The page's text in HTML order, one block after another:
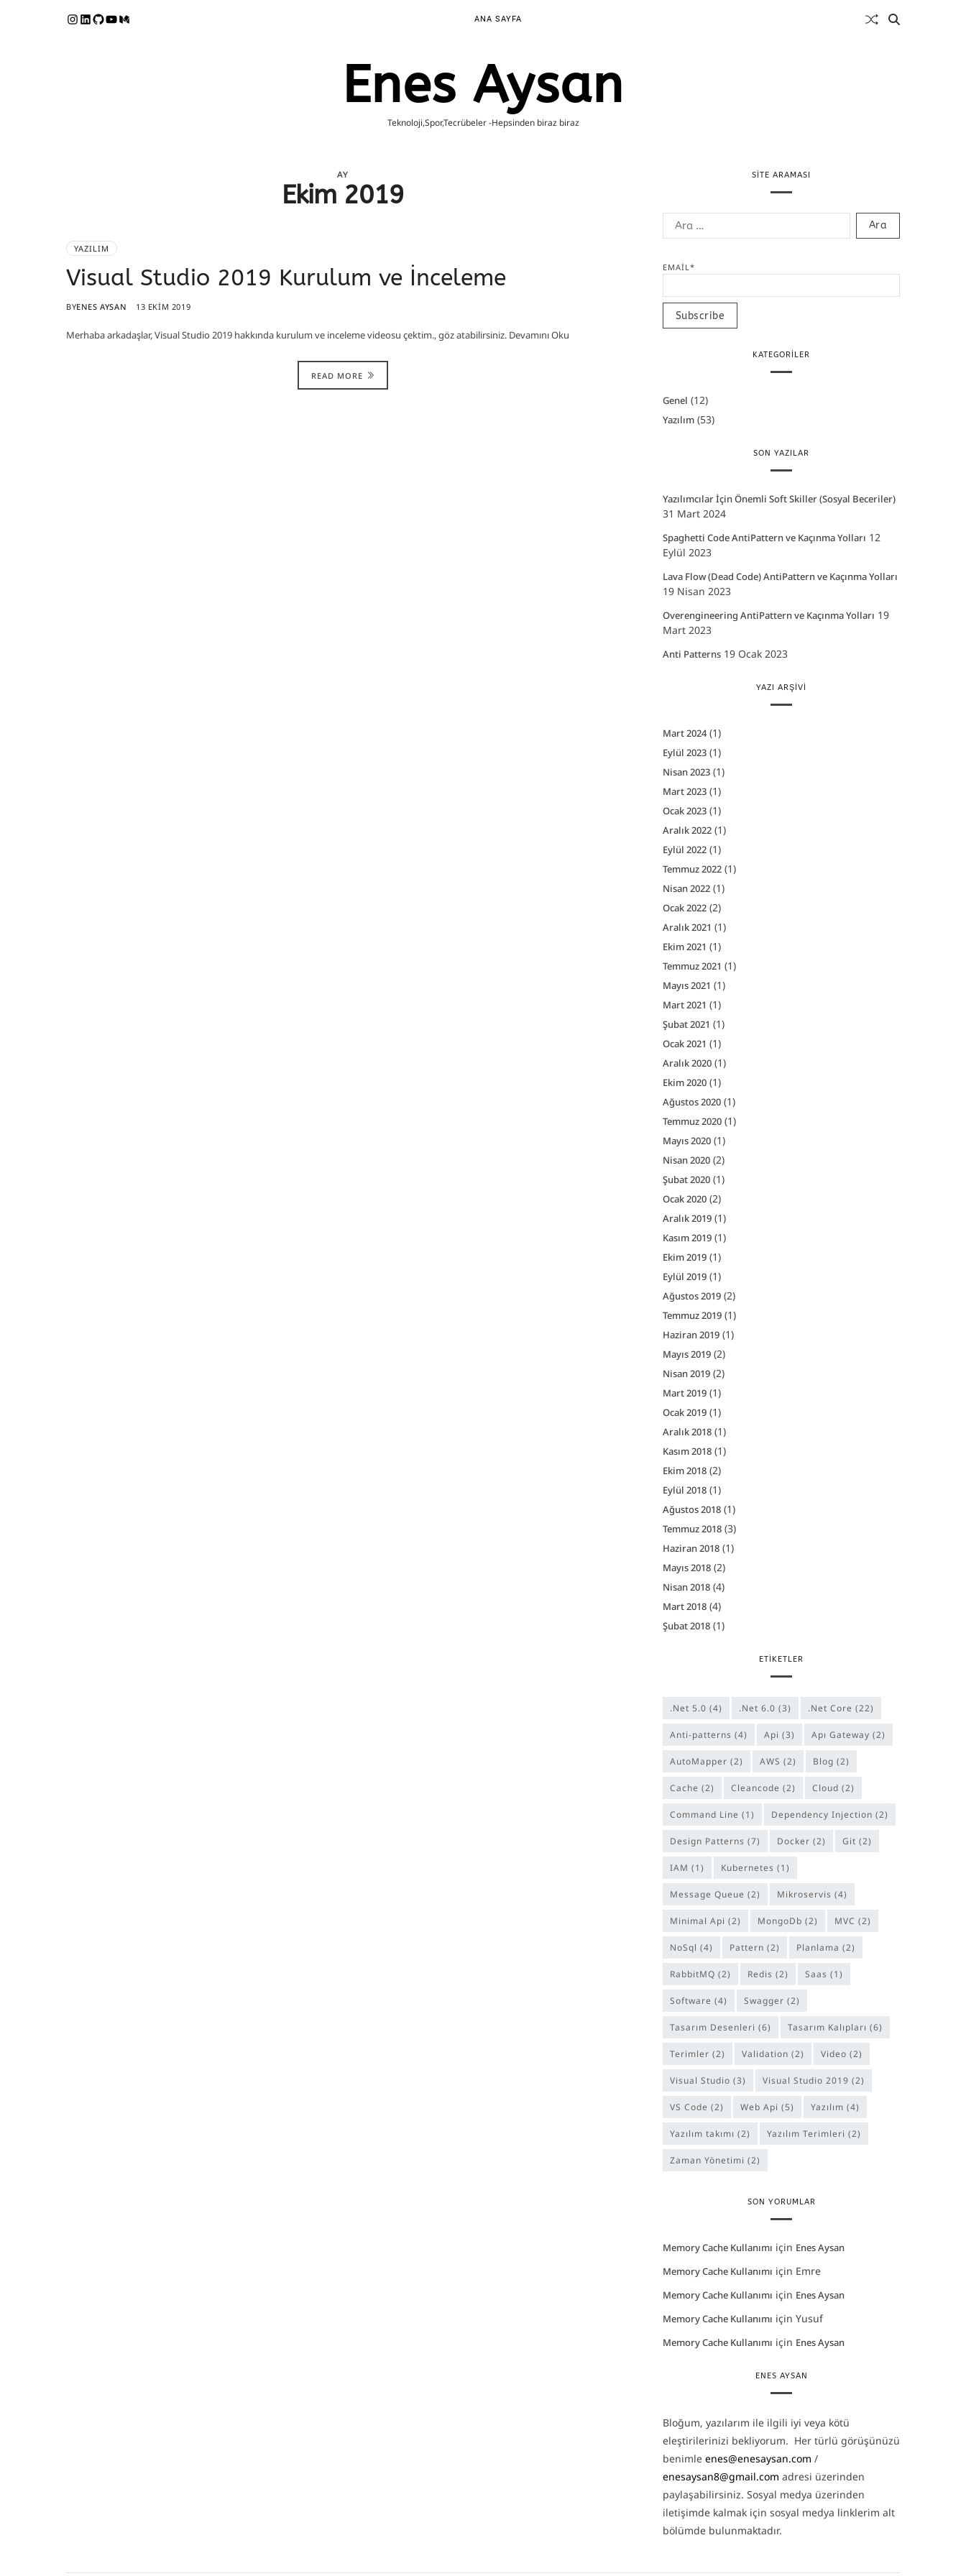
ANA SAYFA
Enes Aysan
Teknoloji,Spor,Tecrübeler -Hepsinden biraz biraz
AY
Ekim 2019
YAZILIM
Visual Studio 2019 Kurulum ve İnceleme
BYENES AYSAN 13 EKIM 2019
Merhaba arkadaşlar, Visual Studio 2019 hakkında kurulum ve inceleme videosu çektim., göz atabilirsiniz. Devamını Oku
READ MORE
SITE ARAMASI
EMAIL*
KATEGORILER
Genel (12)
Yazılım (53)
SON YAZILAR
Yazılımcılar İçin Önemli Soft Skiller (Sosyal Beceriler)
31 Mart 2024
Spaghetti Code AntiPattern ve Kaçınma Yolları 12
Eylül 2023
Lava Flow (Dead Code) AntiPattern ve Kaçınma Yolları
19 Nisan 2023
Overengineering AntiPattern ve Kaçınma Yolları 19
Mart 2023
Anti Patterns 19 Ocak 2023
YAZI ARŞIVI
Mart 2024(1)
Eylül 2023 (1)
Nisan 2023 (1)
Mart 2023 (1)
Ocak 2023 (1)
Aralık 2022 (1)
Eylül 2022 (1)
Temmuz 2022 (1)
Nisan 2022 (1)
Ocak 2022 (2)
Aralık 2021 (1)
Ekim 2021 (1)
Temmuz 2021 (1)
Mayıs 2021 (1)
Mart 2021 (1)
Şubat 2021 (1)
Ocak 2021 (1)
Aralık 2020 (1)
Ekim 2020 (1)
Ağustos 2020 (1)
Temmuz 2020 (1)
Mayıs 2020 (1)
Nisan 2020 (2)
Şubat 2020 (1)
Ocak 2020 (2)
Aralık 2019 (1)
Kasım 2019 (1)
Ekim 2019 (1)
Eylül 2019 (1)
Ağustos 2019 (2)
Temmuz 2019 (1)
Haziran 2019 (1)
Mayıs 2019 (2)
Nisan 2019 (2)
Mart 2019 (1)
Ocak 2019 (1)
Aralık 2018 (1)
Kasım 2018 (1)
Ekim 2018 (2)
Eylül 2018 (1)
Ağustos 2018 (1)
Temmuz 2018 (3)
Haziran 2018 (1)
Mayıs 2018 (2)
Nisan 2018 (4)
Mart 2018 (4)
Şubat 2018 (1)
ETIKETLER
.Net 5.0 (4) .Net 6.0 (3) .Net Core (22)
anti-patterns (4) Api (3) Apı Gateway (2)
AutoMapper (2) AWS (2) Blog (2)
Cache (2) cleancode (2) Cloud (2)
Command Line (1) Dependency Injection (2)
Design Patterns (7) Docker (2) Git (2)
IAM (1) Kubernetes (1)
Message Queue (2) Mikroservis (4)
Minimal Api (2) MongoDb (2) MVC (2)
NoSql (4) Pattern (2) Planlama (2)
RabbitMQ (2) Redis (2) Saas (1)
software (4) Swagger (2)
Tasarım Desenleri (6) Tasarım Kalıpları (6)
Terimler (2) Validation (2) Video (2)
Visual Studio (3) Visual Studio 2019 (2)
VS Code (2) Web Api (5) Yazılım (4)
yazılım takımı (2) Yazılım Terimleri (2)
Zaman Yönetimi (2)
SON YORUMLAR
Memory Cache Kullanımı için Enes Aysan
Memory Cache Kullanımı için Emre
Memory Cache Kullanımı için Enes Aysan
Memory Cache Kullanımı için Yusuf
Memory Cache Kullanımı için Enes Aysan
ENES AYSAN
Bloğum, yazılarım ile ilgili iyi veya kötü
eleştirilerinizi bekliyorum. Her türlü görüşünüzü
benimle enes@enesaysan.com /
enesaysan8@gmail.com adresi üzerinden
paylaşabilirsiniz. Sosyal medya üzerinden
iletişimde kalmak için sosyal medya linklerim alt
bölümde bulunmaktadır.